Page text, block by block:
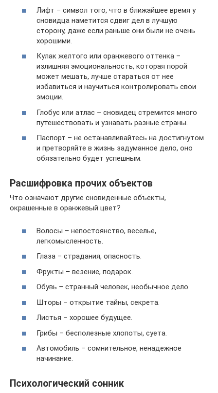
Лифт – символ того, что в ближайшее время у
сновидца наметится сдвиг дел в лучшую
сторону, даже если раньше они были не очень
хорошими.
Кулак желтого или оранжевого оттенка –
излишняя эмоциональность, которая порой
может мешать, лучше стараться от нее
избавиться и научиться контролировать свои
эмоции.
Глобус или атлас – сновидец стремится много
путешествовать и узнавать разные страны.
Паспорт – не останавливайтесь на достигнутом
и претворяйте в жизнь задуманное дело, оно
обязательно будет успешным.
Расшифровка прочих объектов
Что означают другие сновиденные объекты,
окрашенные в оранжевый цвет?
Волосы – непостоянство, веселье,
легкомысленность.
Глаза – страдания, опасность.
Фрукты – везение, подарок.
Обувь – странный человек, необычное дело.
Шторы – открытие тайны, секрета.
Листья – хорошее будущее.
Грибы – бесполезные хлопоты, суета.
Автомобиль – сомнительное, ненадежное
начинание.
Психологический сонник